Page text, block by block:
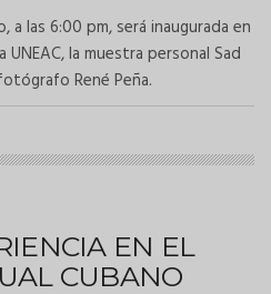
a las 6:00 pm, será inaugurada en
UNEAC, la muestra personal Sad
René Peña.
EN EL
CUBANO